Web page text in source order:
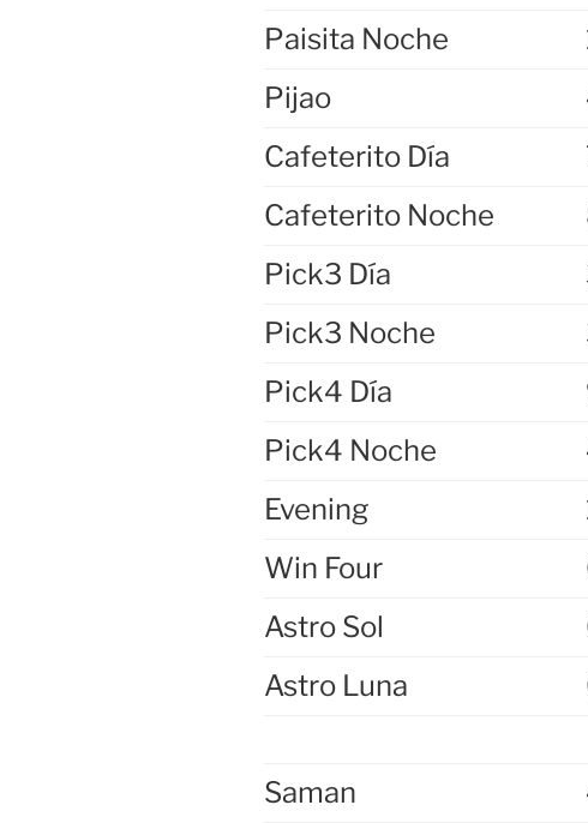
Paisita Noche
Pijao
Cafeterito Día
Cafeterito Noche
Pick3 Día
Pick3 Noche
Pick4 Día
Pick4 Noche
Evening
Win Four
Astro Sol
Astro Luna
Saman